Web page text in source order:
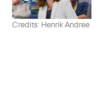
Credits: Henrik Andree